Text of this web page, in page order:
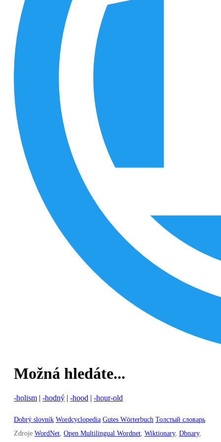
Možná hledáte...
-holism | -hodný | -hood | -hour-old
Dobrý slovník Wordcyclopedia Gutes Wörterbuch Толстый словарь
Zdroje WordNet Open Multilingual Wordnet Wiktionary, Dbnary,